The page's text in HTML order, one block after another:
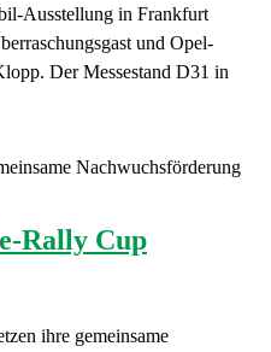
Ausstellung in Frankfurt
und Opel-
Der Messestand D31 in
Nachwuchsförderung
Rally Cup
ihre gemeinsame